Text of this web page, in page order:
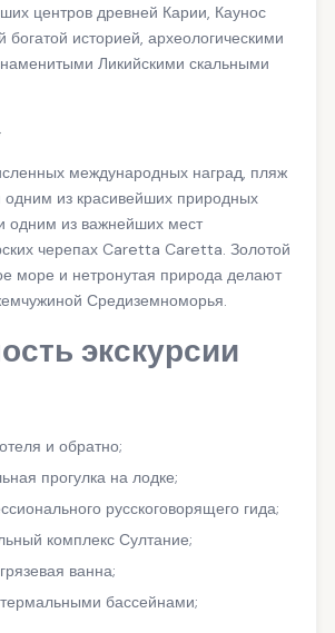
центров древней Карии, Каунос
богатой историей, археологическими
Ликийскими скальными
международных наград, пляж
одним из красивейших природных
одним из важнейших мест
черепах Caretta Caretta. Золотой
море и нетронутая природа делают
Средиземноморья.
экскурсии
и обратно;
прогулка на лодке;
русскоговорящего гида;
комплекс Султание;
ванна;
бассейнами;